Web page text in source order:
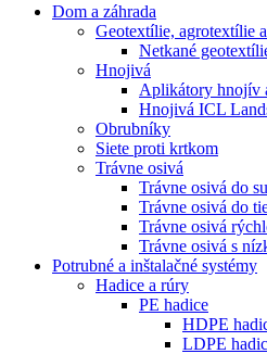
Dom a záhrada
Geotextílie, agrotextílie
Netkané
Hnojivá
Aplikátory hnojív
Hnojivá ICL
Obrubníky
Siete proti krtkom
Trávne osivá
Trávne osivá do
Trávne osivá do
Trávne osivá
Trávne osivá s
Potrubné a inštalačné systémy
Hadice a rúry
PE hadice
HDPE
LDPE